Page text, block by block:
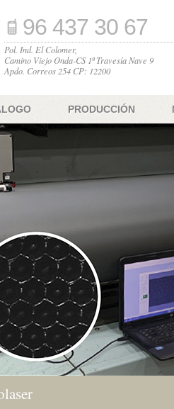
96 437 30 67
Pol. Ind. El Colomer,
Camino Viejo Onda-CS 1ª Travesía Nave 9
Apdo. Correos 254 CP: 12200
PRODUCCIÓN